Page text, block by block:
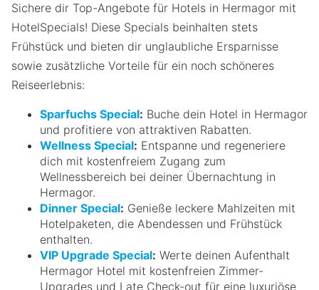
Sichere dir Top-Angebote für Hotels in Hermagor mit
HotelSpecials! Diese Specials beinhalten stets
Frühstück und bieten dir unglaubliche Ersparnisse
sowie zusätzliche Vorteile für ein noch schöneres
Reiseerlebnis:
Sparfuchs Special: Buche dein Hotel in Hermagor
und profitiere von attraktiven Rabatten.
Wellness Special: Entspanne und regeneriere
dich mit kostenfreiem Zugang zum
Wellnessbereich bei deiner Übernachtung in
Hermagor.
Dinner Special: Genieße leckere Mahlzeiten mit
Hotelpaketen, die Abendessen und Frühstück
enthalten.
VIP Upgrade Special: Werte deinen Aufenthalt
Hermagor Hotel mit kostenfreien Zimmer-
Upgrades und Late Check-out für eine luxuriöse